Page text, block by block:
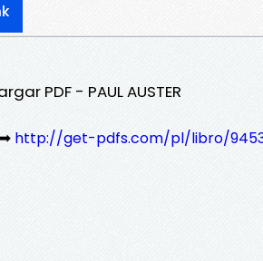
PDF - PAUL AUSTER
http://get-pdfs.com/pl/libro/